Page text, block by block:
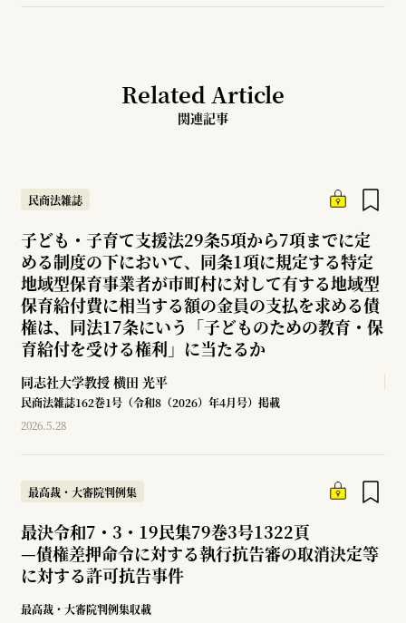
Related Article
関連記事
民商法雑誌
子ども・子育て支援法29条5項から7項までに定
める制度の下において、同条1項に規定する特定
地域型保育事業者が市町村に対して有する地域型
保育給付費に相当する額の金員の支払を求める債
権は、同法17条にいう「子どものための教育・保
育給付を受ける権利」に当たるか
同志社大学教授 横田 光平
民商法雑誌162巻1号（令和8（2026）年4月号）掲載
2026.5.28
最高裁・大審院判例集
最決令和7・3・19民集79巻3号1322頁
—債権差押命令に対する執行抗告審の取消決定等
に対する許可抗告事件
最高裁・大審院判例集収載